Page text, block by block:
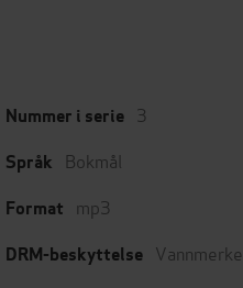
Nummer i serie 3
Språk Bokmål
Format mp3
DRM-beskyttelse